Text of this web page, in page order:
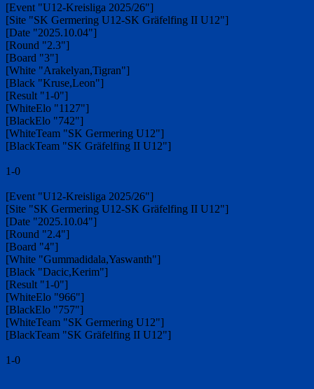
[Event "U12-Kreisliga 2025/26"]
[Site "SK Germering U12-SK Gräfelfing II U12"]
[Date "2025.10.04"]
[Round "2.3"]
[Board "3"]
[White "Arakelyan,Tigran"]
[Black "Kruse,Leon"]
[Result "1-0"]
[WhiteElo "1127"]
[BlackElo "742"]
[WhiteTeam "SK Germering U12"]
[BlackTeam "SK Gräfelfing II U12"]
1-0
[Event "U12-Kreisliga 2025/26"]
[Site "SK Germering U12-SK Gräfelfing II U12"]
[Date "2025.10.04"]
[Round "2.4"]
[Board "4"]
[White "Gummadidala,Yaswanth"]
[Black "Dacic,Kerim"]
[Result "1-0"]
[WhiteElo "966"]
[BlackElo "757"]
[WhiteTeam "SK Germering U12"]
[BlackTeam "SK Gräfelfing II U12"]
1-0